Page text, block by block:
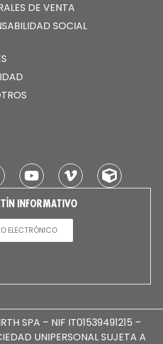
DE VENTA
SOCIAL
INFORMATIVO
SPA – NIF IT01539491215 –
UNIPERSONAL SUJETA A